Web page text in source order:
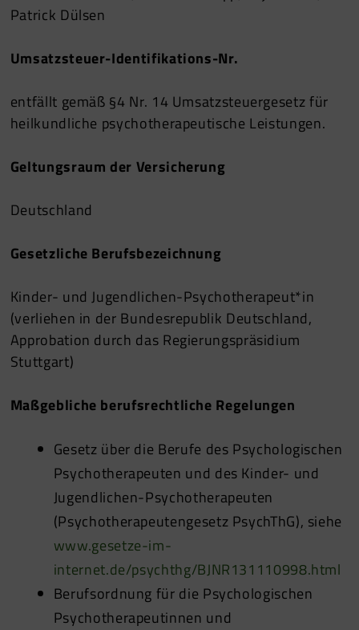
Patrick Dülsen
Umsatzsteuer-Identifikations-Nr.
entfällt gemäß §4 Nr. 14 Umsatzsteuergesetz für
heilkundliche psychotherapeutische Leistungen.
Geltungsraum der Versicherung
Deutschland
Gesetzliche Berufsbezeichnung
Kinder- und Jugendlichen-Psychotherapeut*in
(verliehen in der Bundesrepublik Deutschland,
Approbation durch das Regierungspräsidium
Stuttgart)
Maßgebliche berufsrechtliche Regelungen
Gesetz über die Berufe des Psychologischen
Psychotherapeuten und des Kinder- und
Jugendlichen-Psychotherapeuten
(Psychotherapeutengesetz PsychThG), siehe
www.gesetze-im-
internet.de/psychthg/BJNR131110998.html
Berufsordnung für die Psychologischen
Psychotherapeutinnen und